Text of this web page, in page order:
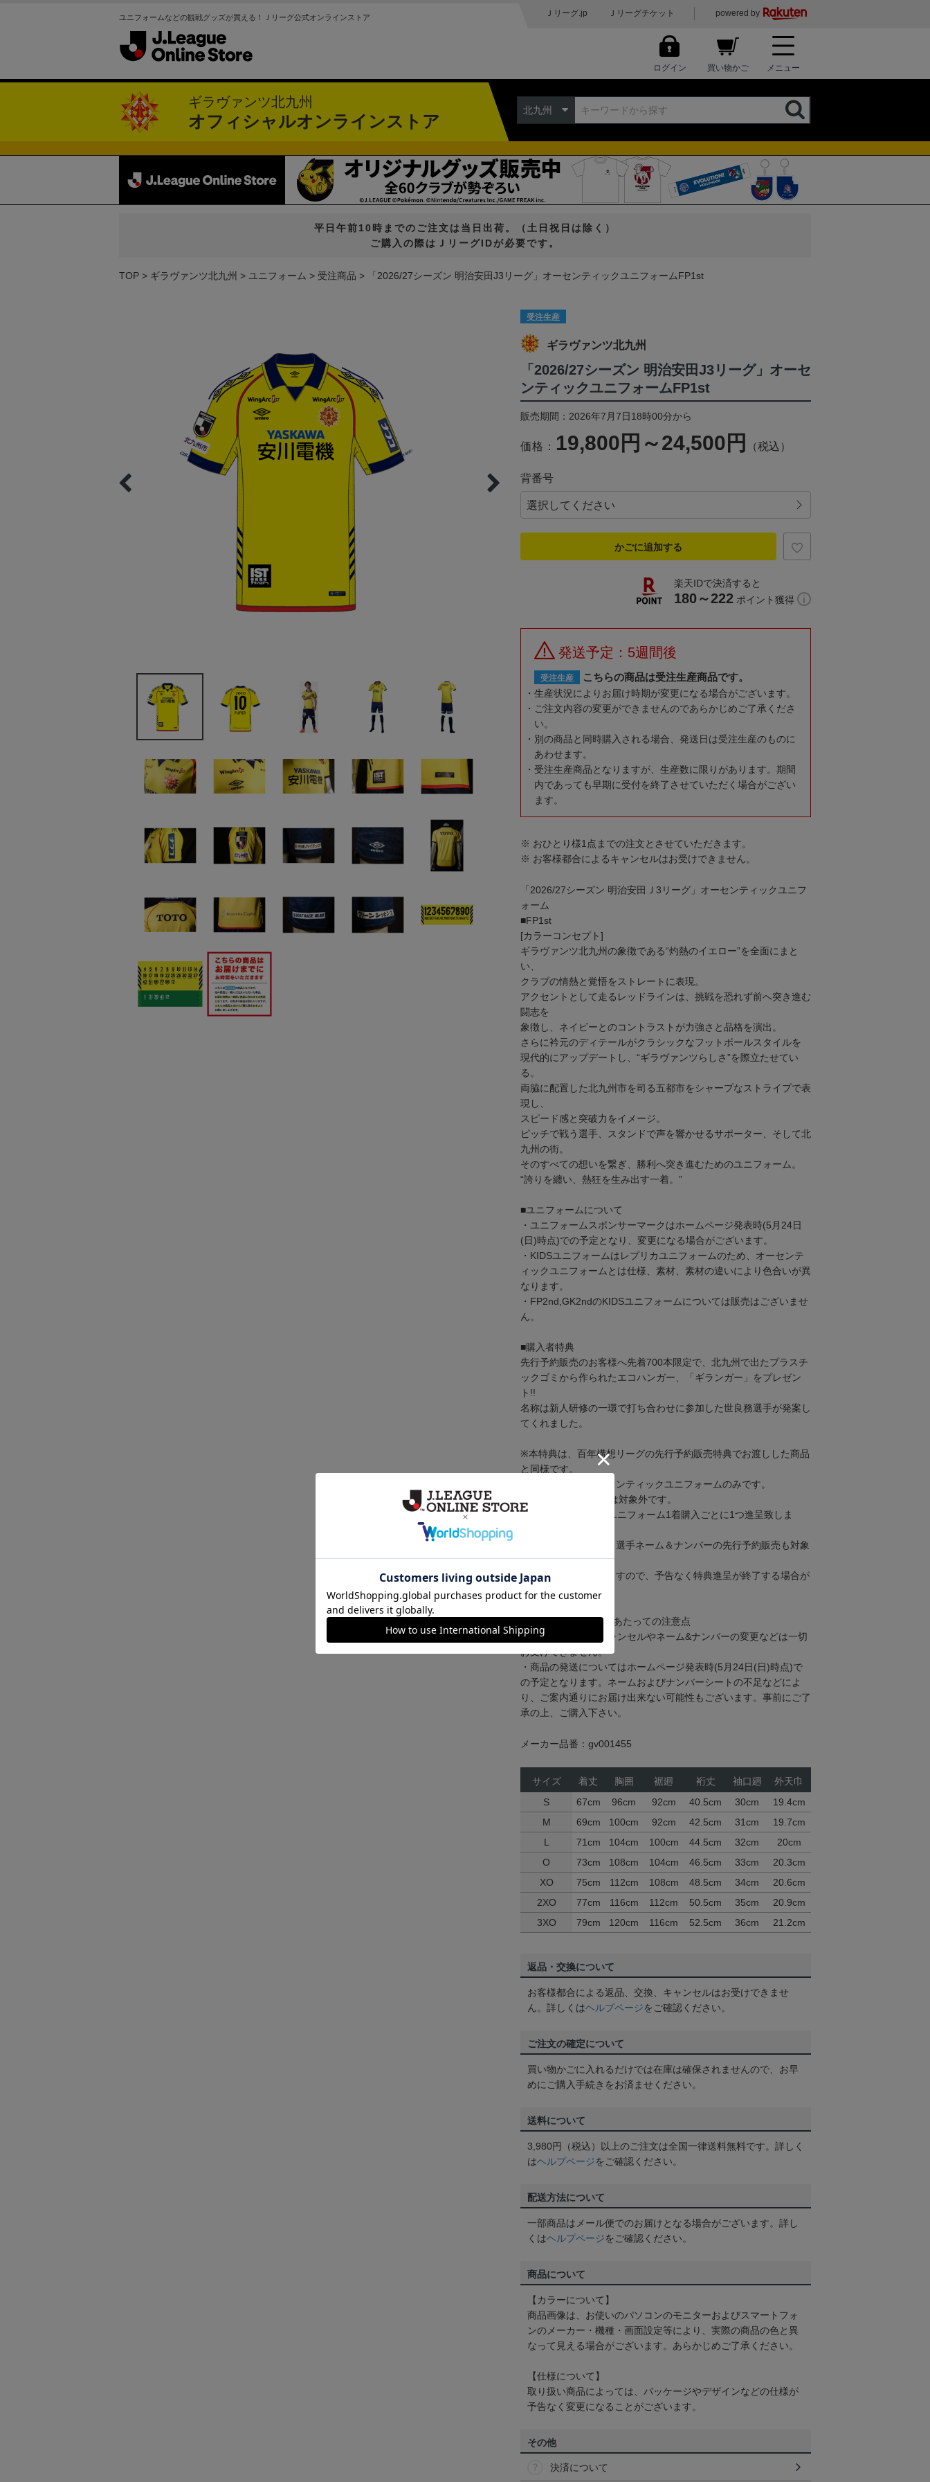
ユニフォームなどの観戦グッズが買える！Ｊリーグ公式オンラインストア Ｊリーグ.jp Ｊリーグチケット powered by
ログイン 買い物かご メニュー
ギラヴァンツ北九州
オフィシャルオンラインストア
北九州
平日午前10時までのご注文は当日出荷。（土日祝日は除く）
ご購入の際はＪリーグIDが必要です。
TOP ギラヴァンツ北九州 ユニフォーム 受注商品 「2026/27シーズン 明治安田J3リーグ」オーセンティックユニフォームFP1st
受注生産
ギラヴァンツ北九州
「2026/27シーズン 明治安田J3リーグ」オーセ
ンティックユニフォームFP1st
販売期間：2026年7月7日18時00分から
価格： 19,800円～24,500円 （税込）
背番号
かごに追加する
楽天IDで決済すると
180～222 ポイント獲得
発送予定：5週間後
受注生産 こちらの商品は受注生産商品です。
生産状況によりお届け時期が変更になる場合がございます。
ご注文内容の変更ができませんのであらかじめご了承くださ
い。
別の商品と同時購入される場合、発送日は受注生産のものに
あわせます。
受注生産商品となりますが、生産数に限りがあります。期間
内であっても早期に受付を終了させていただく場合がござい
ます。
※ おひとり様1点までの注文とさせていただきます。
※ お客様都合によるキャンセルはお受けできません。
「2026/27シーズン 明治安田Ｊ3リーグ」オーセンティックユニフ
ォーム
■FP1st
[カラーコンセプト]
ギラヴァンツ北九州の象徴である“灼熱のイエロー”を全面にまと
い、
クラブの情熱と覚悟をストレートに表現。
アクセントとして走るレッドラインは、挑戦を恐れず前へ突き進む
闘志を
象徴し、ネイビーとのコントラストが力強さと品格を演出。
さらに衿元のディテールがクラシックなフットボールスタイルを
現代的にアップデートし、“ギラヴァンツらしさ”を際立たせてい
る。
両脇に配置した北九州市を司る五都市をシャープなストライプで表
現し、
スピード感と突破力をイメージ。
ピッチで戦う選手、スタンドで声を響かせるサポーター、そして北
九州の街。
そのすべての想いを繋ぎ、勝利へ突き進むためのユニフォーム。
“誇りを纏い、熱狂を生み出す一着。”
■ユニフォームについて
・ユニフォームスポンサーマークはホームページ発表時(5月24日
(日)時点)での予定となり、変更になる場合がございます。
・KIDSユニフォームはレプリカユニフォームのため、オーセンテ
ィックユニフォームとは仕様、素材、素材の違いにより色合いが異
なります。
・FP2nd,GK2ndのKIDSユニフォームについては販売はございませ
ん。
■購入者特典
先行予約販売のお客様へ先着700本限定で、北九州で出たプラスチ
ックゴミから作られたエコハンガー、「ギランガー」をプレゼン
ト!!
名称は新人研修の一環で打ち合わせに参加した世良務選手が発案し
てくれました。
※本特典は、百年構想リーグの先行予約販売特典でお渡しした商品
と同様です。
※特典の対象はオーセンティックユニフォームのみです。
※KIDSユニフォームは対象外です。
※オーセンティックユニフォーム1着購入ごとに1つ進呈致しま
※今後予定されている選手ネーム＆ナンバーの先行予約販売も対象
予定です。
※数量に限りがありますので、予告なく特典進呈が終了する場合が
ございます。
■ユニフォーム購入にあたっての注意点
・お申し込み後のキャンセルやネーム&ナンバーの変更などは一切
お受けできません。
・商品の発送についてはホームページ発表時(5月24日(日)時点)で
の予定となります。ネームおよびナンバーシートの不足などによ
り、ご案内通りにお届け出来ない可能性もございます。事前にご了
承の上、ご購入下さい。
メーカー品番：gv001455
サイズ 着丈 胸囲 裾廻 裄丈 袖口廻
外天巾
S
67cm 96cm 92cm 40.5cm 30cm
19.4cm
M
69cm 100cm 92cm 42.5cm 31cm
19.7cm
L
71cm 104cm 100cm 44.5cm 32cm
20cm
O
73cm 108cm 104cm 46.5cm 33cm
20.3cm
XO
75cm 112cm 108cm 48.5cm 34cm
20.6cm
2XO
77cm 116cm 112cm 50.5cm 35cm
20.9cm
3XO
79cm 120cm 116cm 52.5cm 36cm 21.2cm
返品・交換について
お客様都合による返品、交換、キャンセルはお受けできませ
ん。詳しくはヘルプページをご確認ください。
ご注文の確定について
買い物かごに入れるだけでは在庫は確保されませんので、お早
めにご購入手続きをお済ませください。
送料について
3,980円（税込）以上のご注文は全国一律送料無料です。詳しく
はヘルプページをご確認ください。
配送方法について
一部商品はメール便でのお届けとなる場合がございます。詳し
くはヘルプページをご確認ください。
商品について
【カラーについて】
商品画像は、お使いのパソコンのモニターおよびスマートフォ
ンのメーカー・機種・画面設定等により、実際の商品の色と異
なって見える場合がございます。あらかじめご了承ください。
【仕様について】
取り扱い商品によっては、パッケージやデザインなどの仕様が
予告なく変更になることがございます。
その他
決済について